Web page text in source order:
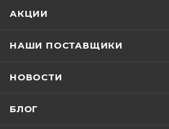
АКЦИИ
НАШИ ПОСТАВЩИКИ
НОВОСТИ
БЛОГ